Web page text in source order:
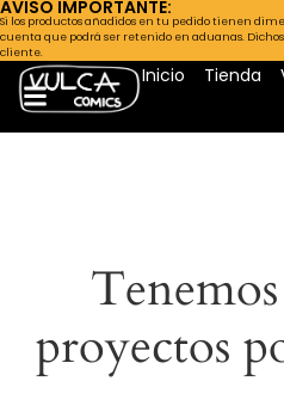
AVISO IMPORTANTE:
Si los productos añadidos en tu pedido tienen
cuenta que podrá ser retenido en aduanas.
cliente.
Inicio Tienda
proyectos